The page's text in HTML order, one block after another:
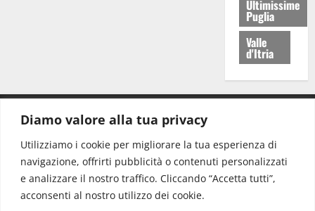
Diamo valore alla tua privacy
Utilizziamo i cookie per migliorare la tua esperienza di
navigazione, offrirti pubblicità o contenuti personalizzati
e analizzare il nostro traffico. Cliccando “Accetta tutti”,
acconsenti al nostro utilizzo dei cookie.
Ultimissime
Puglia
Valle
d'Itria
Redazione: redazione@www.martinasera.it
Direttore:direttore@www.martinasera.it
Info & Commerciale:info@www.martinasera.it